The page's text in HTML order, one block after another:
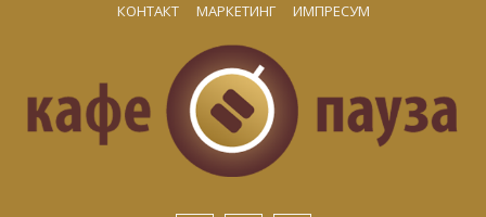
КОНТАКТ МАРКЕТИНГ ИМПРЕСУМ